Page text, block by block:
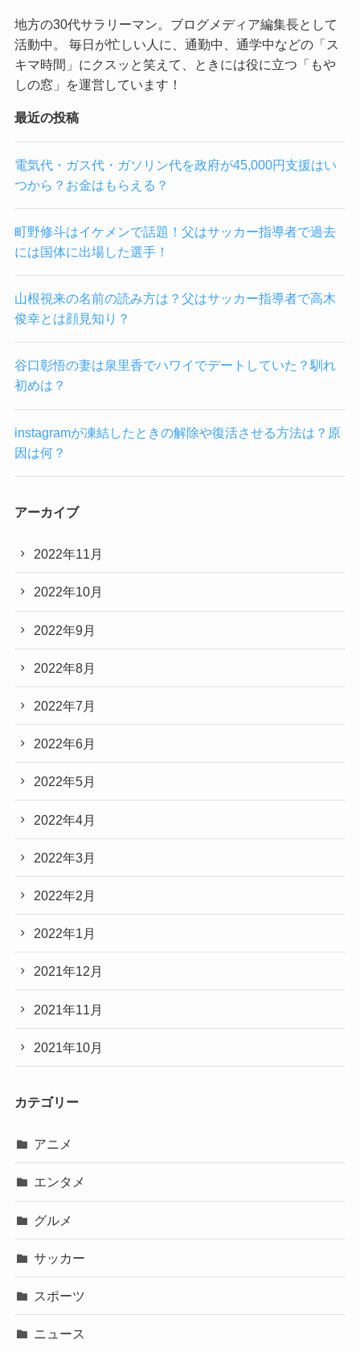
地方の30代サラリーマン。ブログメディア編集長として
活動中。 毎日が忙しい人に、通勤中、通学中などの「ス
キマ時間」にクスッと笑えて、ときには役に立つ「もや
しの窓」を運営しています！
最近の投稿
電気代・ガス代・ガソリン代を政府が45,000円支援はい
つから？お金はもらえる？
町野修斗はイケメンで話題！父はサッカー指導者で過去
には国体に出場した選手！
山根視来の名前の読み方は？父はサッカー指導者で高木
俊幸とは顔見知り？
谷口彰悟の妻は泉里香でハワイでデートしていた？馴れ
初めは？
instagramが凍結したときの解除や復活させる方法は？原
因は何？
アーカイブ
2022年11月
2022年10月
2022年9月
2022年8月
2022年7月
2022年6月
2022年5月
2022年4月
2022年3月
2022年2月
2022年1月
2021年12月
2021年11月
2021年10月
カテゴリー
アニメ
エンタメ
グルメ
サッカー
スポーツ
ニュース